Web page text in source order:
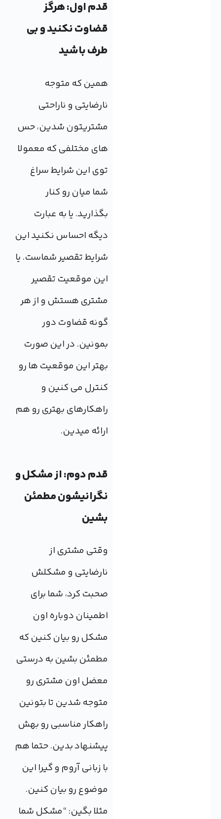
قدم اول: هرگز
قضاوت نکنید و بی
طرف باشید
همین که متوجه
نارضایتی و ناراحتی
مشتریتون شدین، حس
های مختلفی که معمولا
توی این شرایط سراغ
شما میان رو کنار
بگذارید. یا به عبارت
دیگه احساس نکنید این
شرایط تقصیر شماست. یا
این موقعیت تقصیر
مشتری هستش و از هر
گونه قضاوت دور
بمونین. در این صورت
بهتر این موقعیت ها رو
کنترل می کنین و
راهکارهای بهتری رو هم
ارائه میدین.
قدم دوم: از مشکل و
نگرانیشون مطمئن
بشین
وقتی مشتری از
نارضایتی و مشکلش
صحبت کرد، شما برای
اطمینان دوباره اون
مشکل رو بیان کنین که
مطمئن بشین به درستی
معضل اون مشتری رو
متوجه شدین تا بتونین
راهکار مناسبی رو بهش
پیشنهاد بدین. حتما هم
با زبانی آروم و گیرا این
موضوع رو بیان کنین.
مثلا بگین: “مشکل شما